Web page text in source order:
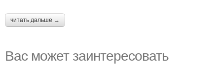
читать дальше →
Вас может заинтересовать